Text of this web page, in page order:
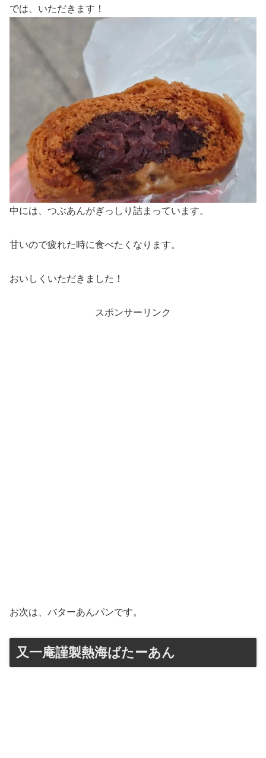
では、いただきます！
中には、つぶあんがぎっしり詰まっています。
甘いので疲れた時に食べたくなります。
おいしくいただきました！
スポンサーリンク
お次は、バターあんパンです。
又一庵謹製熱海ばたーあん